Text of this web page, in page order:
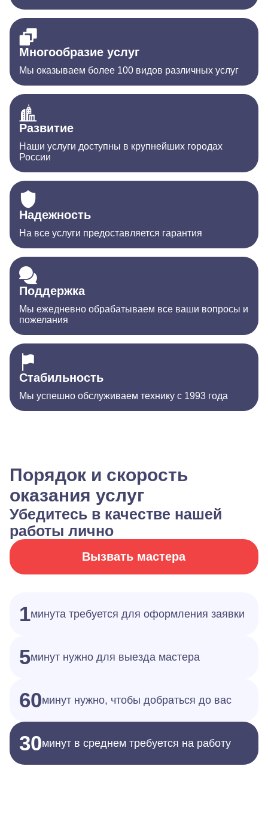
Многообразие услуг
Мы оказываем более 100 видов различных услуг
Развитие
Наши услуги доступны в крупнейших городах
России
Надежность
На все услуги предоставляется гарантия
Поддержка
Мы ежедневно обрабатываем все ваши вопросы и
пожелания
Стабильность
Мы успешно обслуживаем технику с 1993 года
Порядок и скорость
оказания услуг
Убедитесь в качестве нашей
работы лично
Вызвать мастера
1минута требуется для оформления заявки
5минут нужно для выезда мастера
60минут нужно, чтобы добраться до вас
30минут в среднем требуется на работу